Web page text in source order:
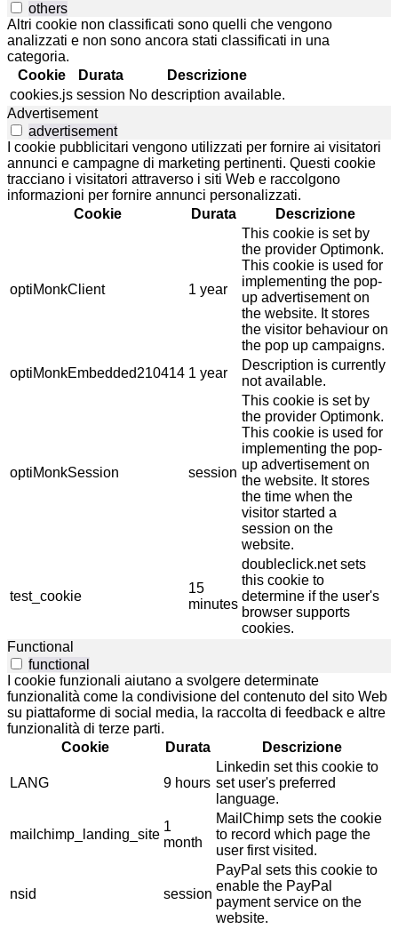
others
Altri cookie non classificati sono quelli che vengono
analizzati e non sono ancora stati classificati in una
categoria.
Cookie
Durata
Descrizione
cookies.js session No description available.
Advertisement
advertisement
I cookie pubblicitari vengono utilizzati per fornire ai visitatori
annunci e campagne di marketing pertinenti. Questi cookie
tracciano i visitatori attraverso i siti Web e raccolgono
informazioni per fornire annunci personalizzati.
Cookie
Durata Descrizione
optiMonkClient 1 year
This cookie is set by
the provider Optimonk.
This cookie is used for
implementing the pop-
up advertisement on
the website. It stores
the visitor behaviour on
the pop up campaigns.
optiMonkEmbedded210414 1 year
Description is currently
not available.
optiMonkSession session
This cookie is set by
the provider Optimonk.
This cookie is used for
implementing the pop-
up advertisement on
the website. It stores
the time when the
visitor started a
session on the
website.
test_cookie
15
minutes
doubleclick.net sets
this cookie to
determine if the user's
browser supports
cookies.
Functional
functional
I cookie funzionali aiutano a svolgere determinate
funzionalità come la condivisione del contenuto del sito Web
su piattaforme di social media, la raccolta di feedback e altre
funzionalità di terze parti.
Cookie
Durata Descrizione
LANG 9 hours
Linkedin set this cookie to
set user's preferred
language.
mailchimp_landing_site
1
month
MailChimp sets the cookie
to record which page the
user first visited.
nsid session
PayPal sets this cookie to
enable the PayPal
payment service on the
website.